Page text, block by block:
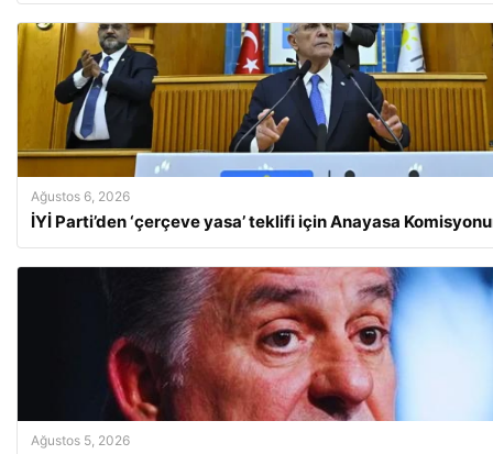
Ağustos 6, 2026
İYİ Parti’den ‘çerçeve yasa’ teklifi için Anayasa
Ağustos 5, 2026